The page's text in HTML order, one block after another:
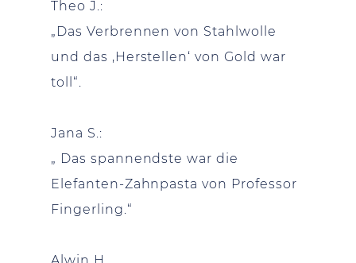
Theo J.:
„Das Verbrennen von Stahlwolle
und das ‚Herstellen‘ von Gold war
toll“.
Jana S.:
„ Das spannendste war die
Elefanten-Zahnpasta von Professor
Fingerling.“